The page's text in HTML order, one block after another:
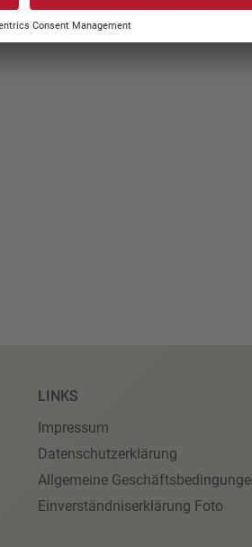
LINKS
Impressum
Datenschutzerklärung
Allgemeine
Einverständniserklärung Foto